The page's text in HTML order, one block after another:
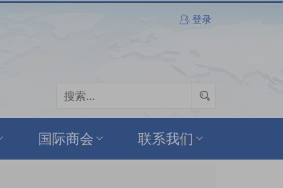
登录
国际商会 联系我们